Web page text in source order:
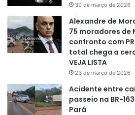
30 de março de 2026
Alexandre de
75 moradores de
confronto com
total chega a
VEJA LISTA
23 de março de 2026
Acidente entre
passeio na BR-
Pará